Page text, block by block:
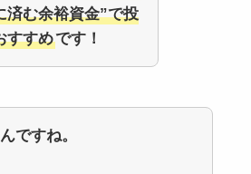
済む余裕資金”で投
すすめです！
ですね。